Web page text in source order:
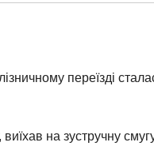
переїзді
на зустручну смугу